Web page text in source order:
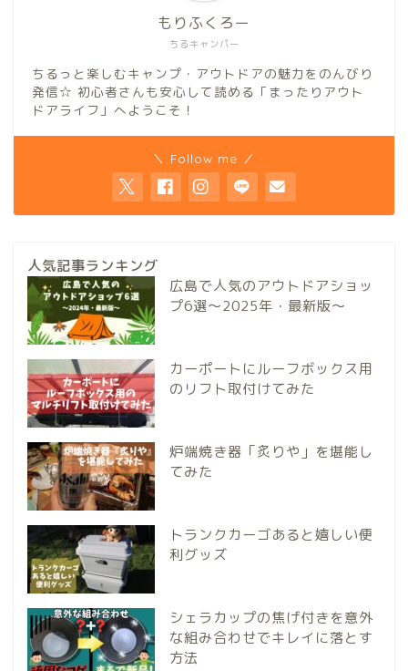
ちるキャンパー
もりふくろー
ちるっと楽しむキャンプ・アウトドアの魅力をのんびり
発信☆ 初心者さんも安心して読める「まったりアウト
ドアライフ」へようこそ！
＼ Follow me ／
人気記事ランキング
広島で人気のアウトドアショッ
プ6選～2025年・最新版～
カーポートにルーフボックス用
のリフト取付けてみた
炉端焼き器「炙りや」を堪能し
てみた
トランクカーゴあると嬉しい便
利グッズ
シェラカップの焦げ付きを意外
な組み合わせでキレイに落とす
方法